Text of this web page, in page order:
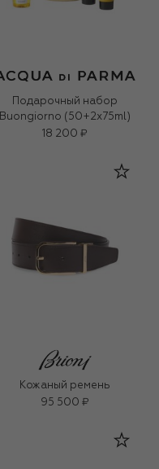
Подарочный набор
Buongiorno (50+2x75ml)
18 200 ₽
Кожаный ремень
95 500 ₽